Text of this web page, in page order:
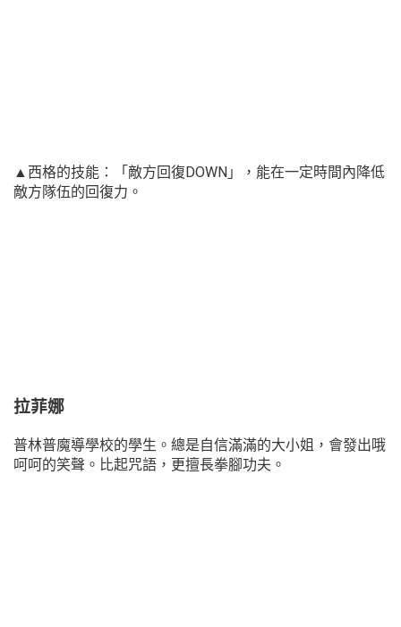
▲西格的技能：「敵方回復DOWN」，能在一定時間內降低
敵方隊伍的回復力。
拉菲娜
普林普魔導學校的學生。總是自信滿滿的大小姐，會發出哦
呵呵的笑聲。比起咒語，更擅長拳腳功夫。